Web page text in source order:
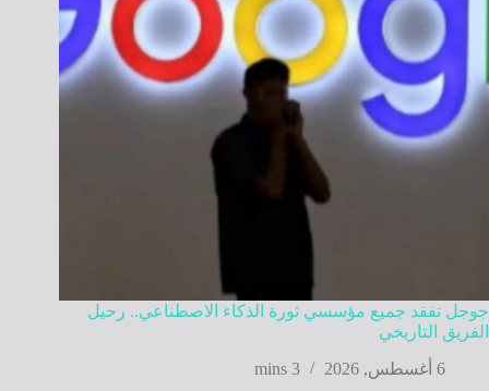
جوجل تفقد جميع مؤسسي ثورة الذكاء الاصطناعي.. رحيل
الفريق التاريخي
6 أغسطس, 2026
3 mins